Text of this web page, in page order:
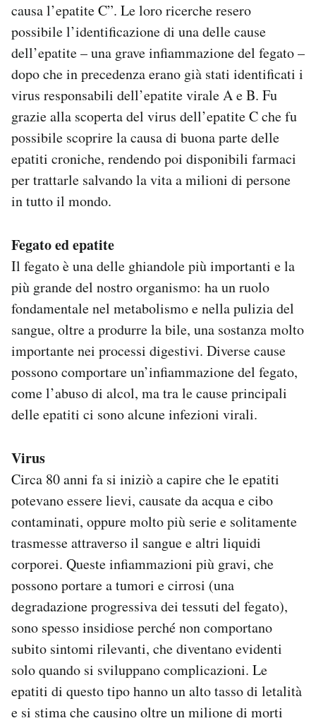
AREA PERSONALE
Area Personale
Newsletter
Notifiche mobile
Regala il Post
Hai bisogno di aiuto?
Esci
causa l’epatite C”. Le loro ricerche resero
possibile l’identificazione di una delle cause
dell’epatite – una grave infiammazione del fegato –
dopo che in precedenza erano già stati identificati i
virus responsabili dell’epatite virale A e B. Fu
grazie alla scoperta del virus dell’epatite C che fu
possibile scoprire la causa di buona parte delle
epatiti croniche, rendendo poi disponibili farmaci
per trattarle salvando la vita a milioni di persone
in tutto il mondo.
Fegato ed epatite
Il fegato è una delle ghiandole più importanti e la
più grande del nostro organismo: ha un ruolo
fondamentale nel metabolismo e nella pulizia del
sangue, oltre a produrre la bile, una sostanza molto
importante nei processi digestivi. Diverse cause
possono comportare un’infiammazione del fegato,
come l’abuso di alcol, ma tra le cause principali
delle epatiti ci sono alcune infezioni virali.
Virus
Circa 80 anni fa si iniziò a capire che le epatiti
potevano essere lievi, causate da acqua e cibo
contaminati, oppure molto più serie e solitamente
trasmesse attraverso il sangue e altri liquidi
corporei. Queste infiammazioni più gravi, che
possono portare a tumori e cirrosi (una
degradazione progressiva dei tessuti del fegato),
sono spesso insidiose perché non comportano
subito sintomi rilevanti, che diventano evidenti
solo quando si sviluppano complicazioni. Le
epatiti di questo tipo hanno un alto tasso di letalità
e si stima che causino oltre un milione di morti